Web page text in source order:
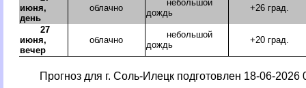
июня,
день
облачно
небольшой
дождь
+26 град.
27
июня,
вечер
облачно
небольшой
дождь
+20 град.
Прогноз для г. Соль-Илецк подготовлен 18-06-2026